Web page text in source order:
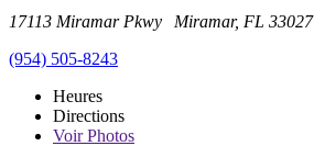
17113 Miramar Pkwy Miramar, FL 33027
(954) 505-8243
Heures
Directions
VoirPhotos